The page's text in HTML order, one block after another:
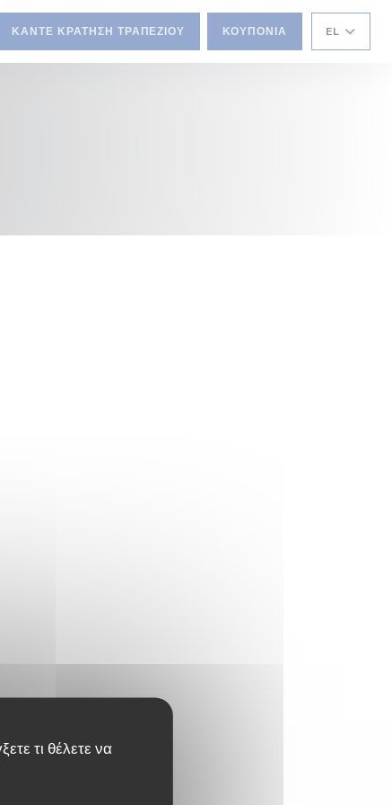
τι θέλετε να
ΚΆΝΤΕ ΚΡΆΤΗΣΗ ΤΡΑΠΕΖΙΟΎ ΚΟΥΠΌΝΙΑ EL